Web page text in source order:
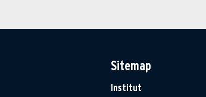
Sitemap
Institut